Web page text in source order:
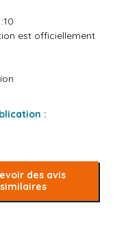
est officiellement
:
des avis
similaires